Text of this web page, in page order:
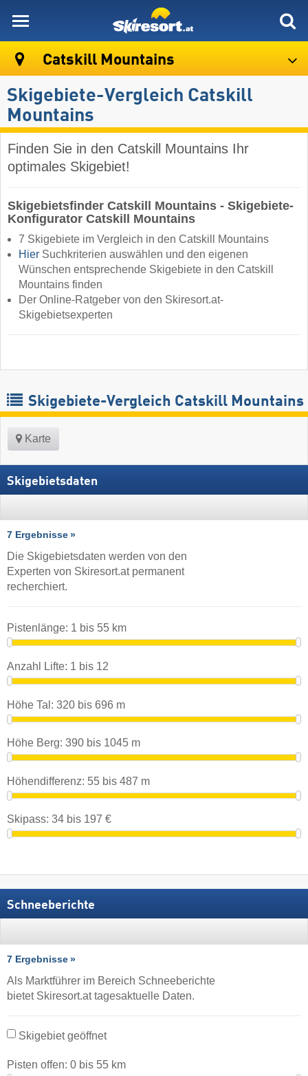
Catskill Mountains
Skigebiete-Vergleich Catskill
Mountains
Finden Sie in den Catskill Mountains Ihr
optimales Skigebiet!
Skigebietsfinder Catskill Mountains - Skigebiete-
Konfigurator Catskill Mountains
7 Skigebiete im Vergleich in den Catskill Mountains
Hier Suchkriterien auswählen und den eigenen
Wünschen entsprechende Skigebiete in den Catskill
Mountains finden
Der Online-Ratgeber von den Skiresort.at-
Skigebietsexperten
Skigebiete-Vergleich Catskill Mountains
Karte
Skigebietsdaten
7 Ergebnisse
Die Skigebietsdaten werden von den
Experten von Skiresort.at permanent
recherchiert.
Pistenlänge: 1 bis 55 km
Anzahl Lifte: 1 bis 12
Höhe Tal: 320 bis 696 m
Höhe Berg: 390 bis 1045 m
Höhendifferenz: 55 bis 487 m
Skipass: 34 bis 197 €
Schneeberichte
7 Ergebnisse
Als Marktführer im Bereich Schneeberichte
bietet Skiresort.at tagesaktuelle Daten.
Skigebiet geöffnet
Pisten offen: 0 bis 55 km